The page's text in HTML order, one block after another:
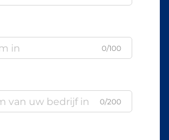
0/100
0/200